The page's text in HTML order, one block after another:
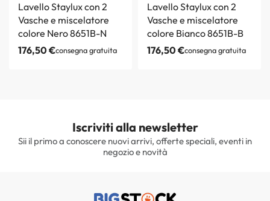
Lavello Staylux con 2
Vasche e miscelatore
colore Nero 8651B-N
176,50€consegna gratuita
Lavello Staylux con 2
Vasche e miscelatore
colore Bianco 8651B-B
176,50€consegna gratuita
Iscriviti alla newsletter
Sii il primo a conoscere nuovi arrivi, offerte speciali, eventi in
negozio e novità